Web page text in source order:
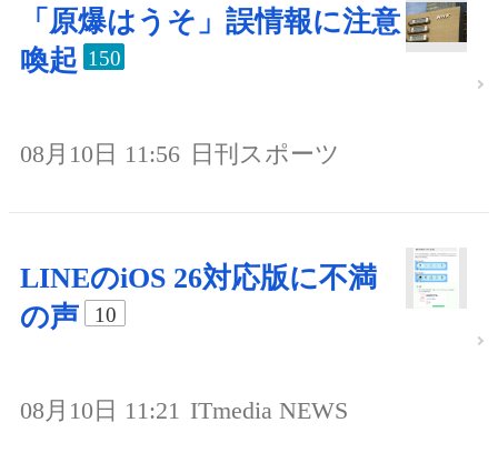
「原爆はうそ」誤情報に注意
喚起 150
08月10日 11:56 日刊スポーツ
LINEのiOS 26対応版に不満
の声
10
08月10日 11:21 ITmedia NEWS